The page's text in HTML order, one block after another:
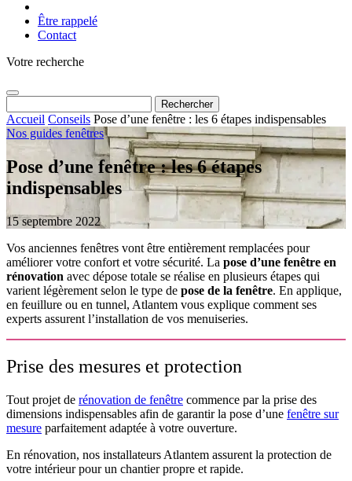
Être rappelé
Contact
Votre recherche
Accueil Conseils Pose d’une fenêtre : les 6 étapes indispensables
Nos guides fenêtres
Pose d’une fenêtre : les 6 étapes
indispensables
15 septembre 2022
Vos anciennes fenêtres vont être entièrement remplacées pour
améliorer votre confort et votre sécurité. La pose d’une fenêtre en
rénovation avec dépose totale se réalise en plusieurs étapes qui
varient légèrement selon le type de pose de la fenêtre. En applique,
en feuillure ou en tunnel, Atlantem vous explique comment ses
experts assurent l’installation de vos menuiseries.
Prise des mesures et protection
Tout projet de rénovation de fenêtre commence par la prise des
dimensions indispensables afin de garantir la pose d’une fenêtre sur
mesure parfaitement adaptée à votre ouverture.
En rénovation, nos installateurs Atlantem assurent la protection de
votre intérieur pour un chantier propre et rapide.